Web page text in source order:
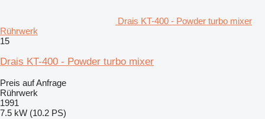
Drais KT-400 - Powder turbo mixer
Rührwerk
15
Drais KT-400 - Powder turbo mixer
Preis auf Anfrage
Rührwerk
1991
7.5 kW (10.2 PS)